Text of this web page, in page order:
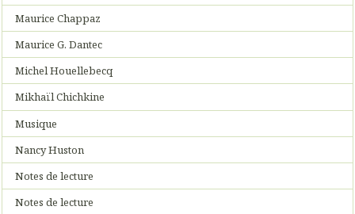
Maurice Chappaz
Maurice G. Dantec
Michel Houellebecq
Mikhaïl Chichkine
Musique
Nancy Huston
Notes de lecture
Notes de lecture